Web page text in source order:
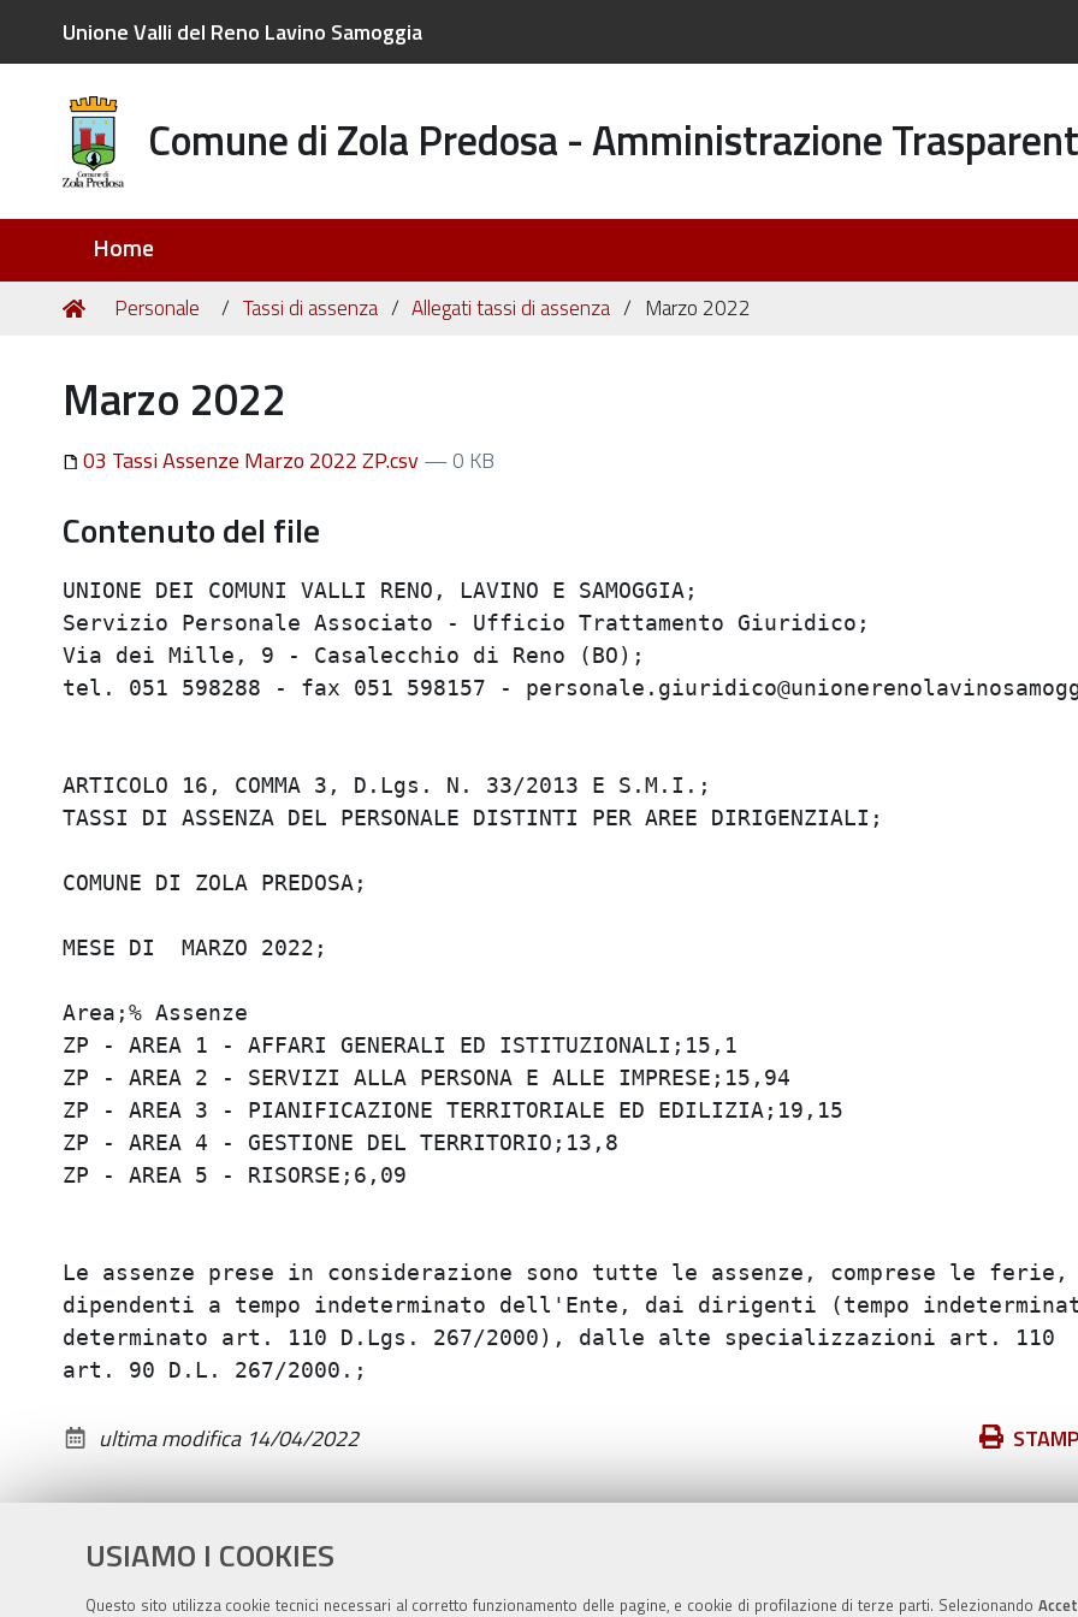
USIAMO I COOKIES
Questo sito utilizza cookie tecnici necessari al corretto funzionamento delle pagine, e cookie di profilazione di terze parti. Selezionando
Unione Valli del Reno Lavino Samoggia
Comune di Zola Predosa - Amministrazione
Home
Tu
Home
Personale Tassi di assenza Allegati tassi di assenza Marzo 2022
Marzo 2022
03 Tassi Assenze Marzo 2022 ZP.csv — 0 KB
Contenuto del file
UNIONE DEI COMUNI VALLI RENO, LAVINO E SAMOGGIA;
Servizio Personale Associato - Ufficio Trattamento Giuridico;
Via dei Mille, 9 - Casalecchio di Reno (BO);
tel. 051 598288 - fax 051 598157 -
ARTICOLO 16, COMMA 3, D.Lgs. N. 33/2013 E S.M.I.;
TASSI DI ASSENZA DEL PERSONALE DISTINTI PER AREE DIRIGENZIALI;
COMUNE DI ZOLA PREDOSA;
MESE DI  MARZO 2022;
Area;% Assenze
ZP - AREA 1 - AFFARI GENERALI ED ISTITUZIONALI;15,1
ZP - AREA 2 - SERVIZI ALLA PERSONA E ALLE IMPRESE;15,94
ZP - AREA 3 - PIANIFICAZIONE TERRITORIALE ED EDILIZIA;19,15
ZP - AREA 4 - GESTIONE DEL TERRITORIO;13,8
ZP - AREA 5 - RISORSE;6,09
Le assenze prese in considerazione sono tutte le assenze, comprese le
dipendenti a tempo indeterminato dell'Ente, dai dirigenti (tempo
determinato art. 110 D.Lgs. 267/2000), dalle alte specializzazioni art. 110
Azioni
documento
ultima modifica 14/04/2022